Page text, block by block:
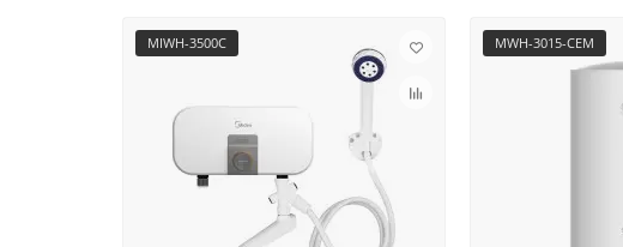
MIWH-3500C MWH-3015-CEM